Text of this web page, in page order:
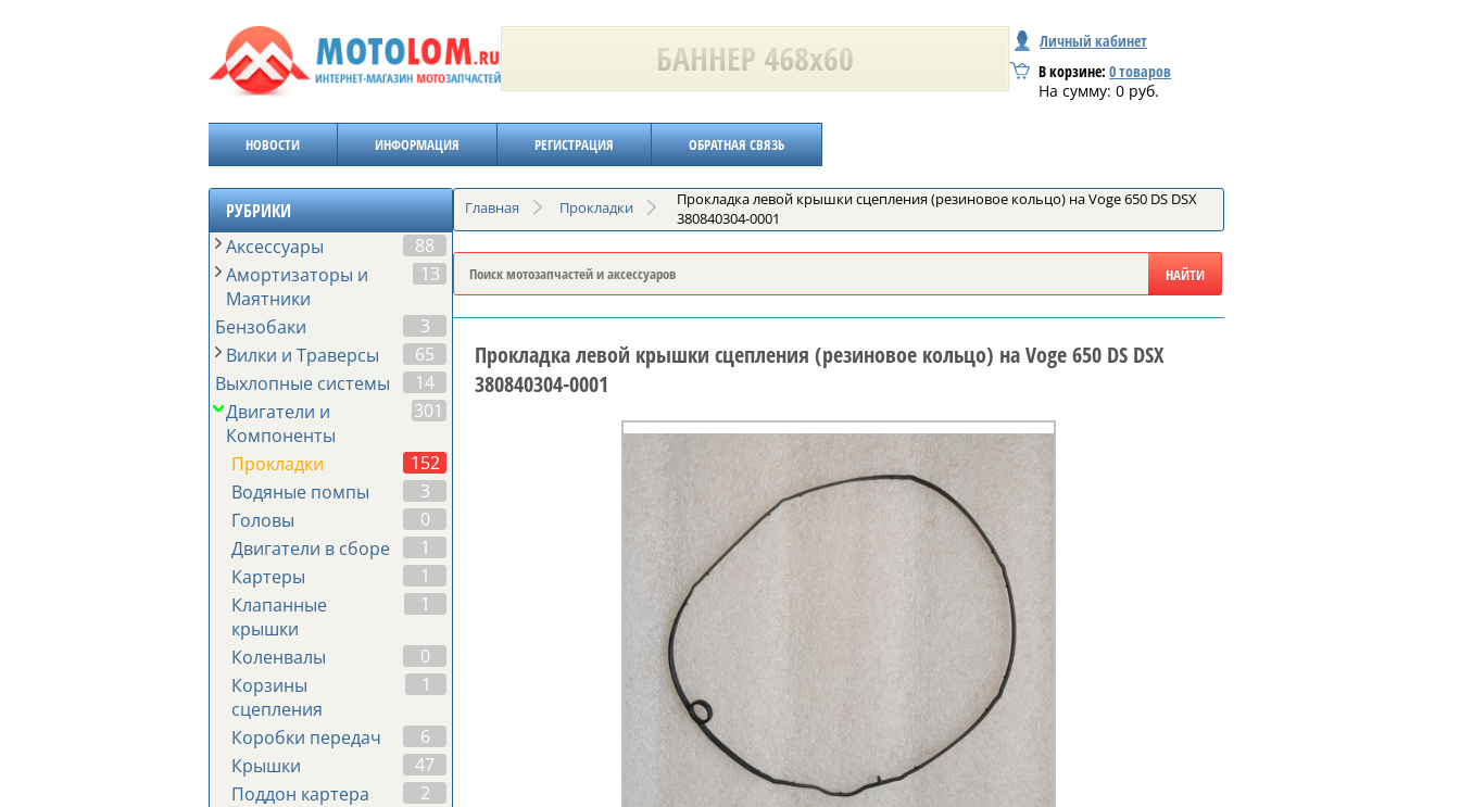
Личный кабинет
В корзине: 0товаров
На сумму: 0 руб.
НОВОСТИ ИНФОРМАЦИЯ РЕГИСТРАЦИЯ ОБРАТНАЯ СВЯЗЬ
РУБРИКИ
Аксессуары
88
Амортизаторы и
Маятники
13
Бензобаки
3
Вилки и Траверсы
65
Выхлопные системы
14
Двигатели и
Компоненты
301
Прокладки
152
Водяные помпы
3
Головы
0
Двигатели в сборе
1
Картеры
1
Клапанные
крышки
1
Коленвалы
0
Корзины
сцепления
1
Коробки передач
6
Крышки
47
Поддон картера
2
Главная Прокладки
Прокладка левой крышки сцепления (резиновое кольцо) на Voge 650 DS DSX
380840304-0001
Прокладка левой крышки сцепления (резиновое кольцо) на Voge 650 DS DSX
380840304-0001